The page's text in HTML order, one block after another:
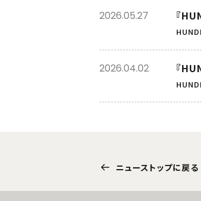
『
2026.05.27
『
2026.04.02
ニューストップに戻る